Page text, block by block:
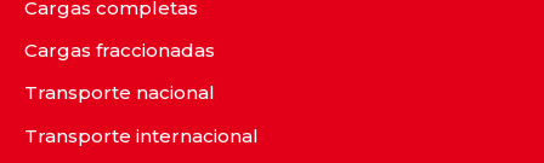
Cargas completas
Cargas fraccionadas
Transporte nacional
Transporte internacional